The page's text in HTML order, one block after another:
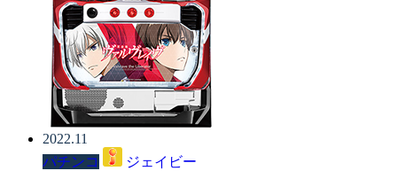
2022.11
パチンコ
ジェイビー